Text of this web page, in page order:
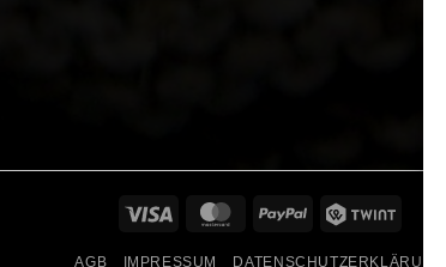
Visa MasterCardPayPal Twint
AGB IMPRESSUM DATENSCHUTZERKLÄRUNG